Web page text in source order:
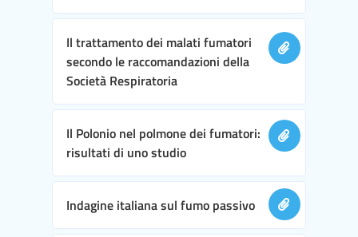
Il trattamento dei malati fumatori
secondo le raccomandazioni della
Società Respiratoria
Il Polonio nel polmone dei fumatori:
risultati di uno studio
Indagine italiana sul fumo passivo